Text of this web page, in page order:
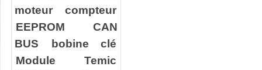
moteur compteur
EEPROM
CAN
BUS
bobine clé
Module Temic